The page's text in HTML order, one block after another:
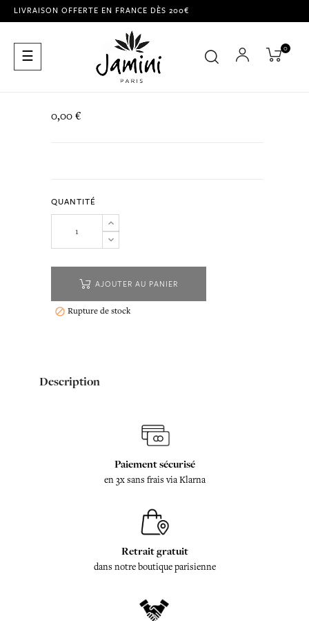
LIVRAISON OFFERTE EN FRANCE DÈS 200€
Basculer
la
☰ 0
0,00 €
QUANTITÉ
AJOUTER AU PANIER
 Rupture de stock
Description
Paiement sécurisé
en 3x sans frais via Klarna
Retrait gratuit
dans notre boutique parisienne